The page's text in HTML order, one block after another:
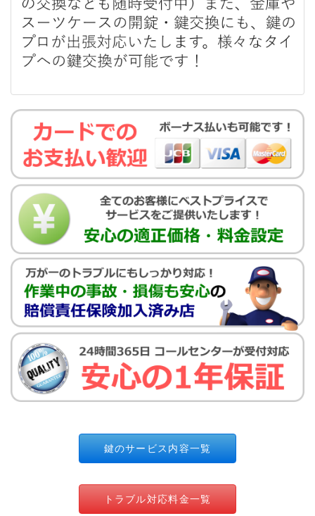
鍵のサービス内容一覧
トラブル対応料金一覧